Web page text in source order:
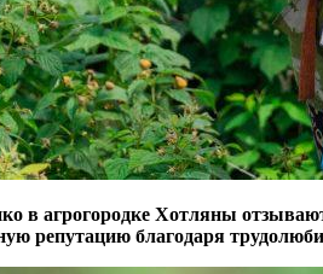
в агрогородке Хотляны
репутацию благодаря